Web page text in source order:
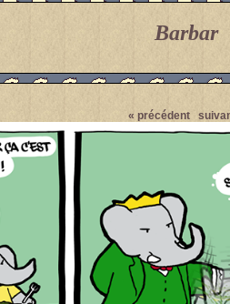
Pendant ce temps... Par
Barbar
« précédent